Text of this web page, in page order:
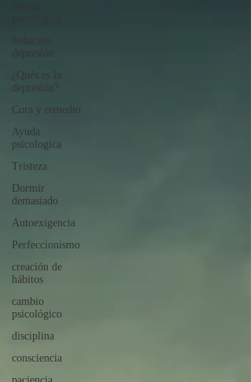
¿Qués es la
depresión?
Cura y remedio
Ayuda
psicologica
Tristeza
Dormir
demasiado
Autoexigencia
Perfeccionismo
creación de
hábitos
cambio
psicológico
disciplina
consciencia